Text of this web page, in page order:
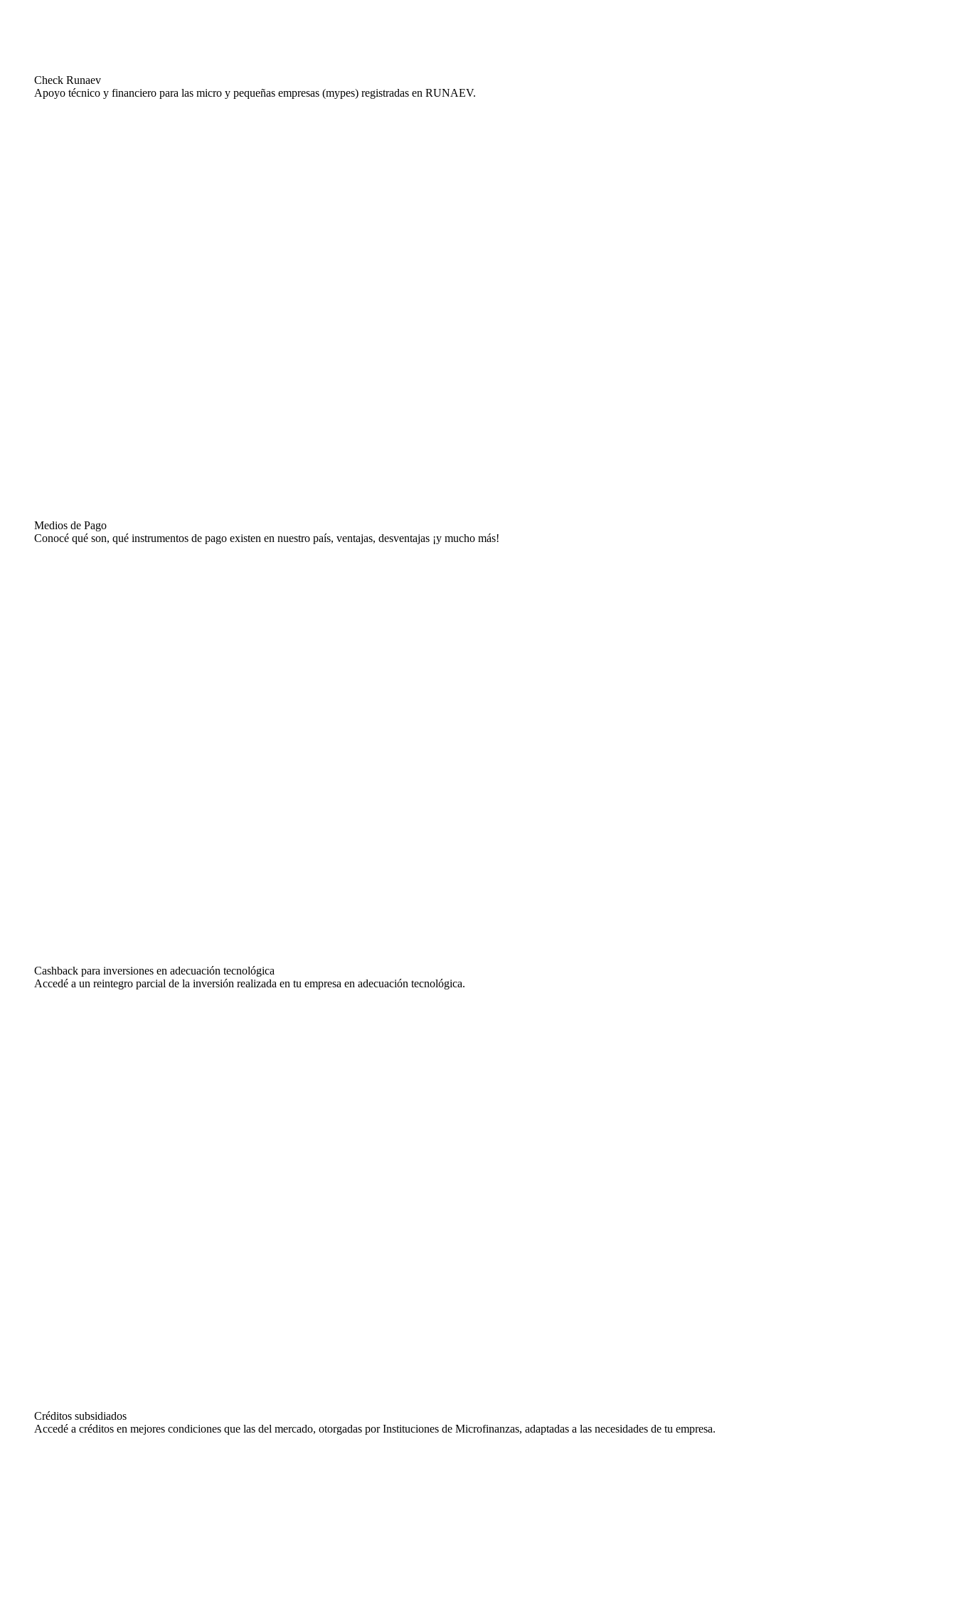
Check Runaev
Apoyo técnico y financiero para las micro y pequeñas empresas (mypes) registradas en RUNAEV.
Medios de Pago
Conocé qué son, qué instrumentos de pago existen en nuestro país, ventajas, desventajas ¡y mucho más!
Cashback para inversiones en adecuación tecnológica
Accedé a un reintegro parcial de la inversión realizada en tu empresa en adecuación tecnológica.
Créditos subsidiados
Accedé a créditos en mejores condiciones que las del mercado, otorgadas por Instituciones de Microfinanzas, adaptadas a las necesidades de tu empresa.